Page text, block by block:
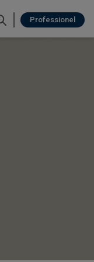
Professionel